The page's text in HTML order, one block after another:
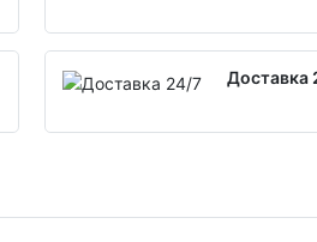
Доставка